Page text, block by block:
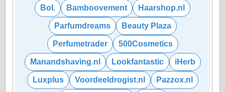
Bol. Bamboovement Haarshop.nl
Parfumdreams Beauty Plaza
Perfumetrader 500Cosmetics
Manandshaving.nl Lookfantastic iHerb
Luxplus Voordeeldrogist.nl Pazzox.nl